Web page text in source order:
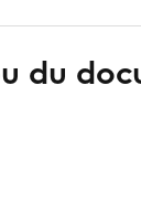
du